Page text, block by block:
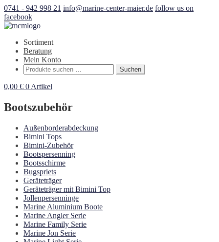
0741 - 942 998 21 info@marine-center-maier.de follow us on
facebook
Sortiment
Beratung
Mein Konto
Suchen
nach:
Suchen
0,00 € 0 Artikel
Bootszubehör
Außenborderabdeckung
Bimini Tops
Bimini-Zubehör
Bootspersenning
Bootsschirme
Bugspriets
Geräteträger
Geräteträger mit Bimini Top
Jollenpersenninge
Marine Aluminium Boote
Marine Angler Serie
Marine Family Serie
Marine Jon Serie